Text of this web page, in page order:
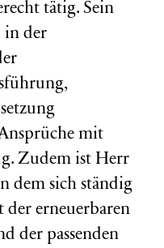
tätig. Sein
in der
mit
Zudem ist Herr
dem sich ständig
erneuerbaren
der passenden